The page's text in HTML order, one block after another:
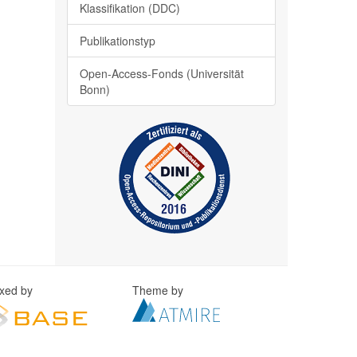
Klassifikation (DDC)
Publikationstyp
Open-Access-Fonds (Universität
Bonn)
by Theme by